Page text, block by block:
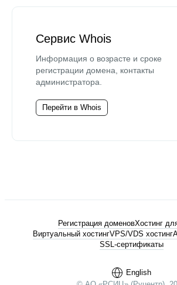
Сервис Whois
Информация о возрасте и сроке
регистрации домена, контакты
администратора.
Перейти в Whois
English
Регистрация доменовХостинг
Виртуальный хостингVPS/VDS хостинг
SSL-сертификаты